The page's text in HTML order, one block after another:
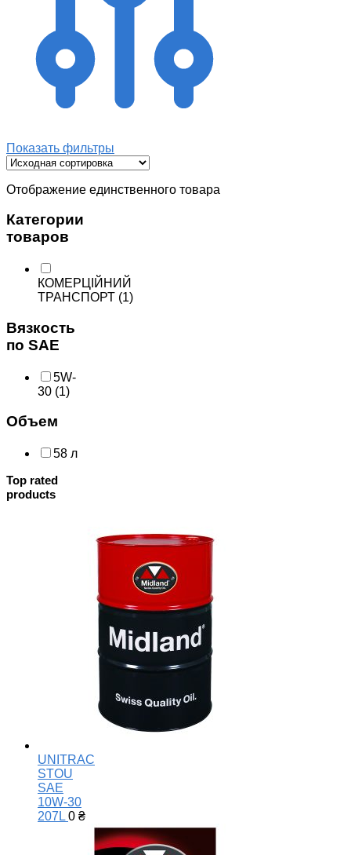
Показать фильтры
Отображение единственного товара
Категории
товаров
КОМЕРЦІЙНИЙ
ТРАНСПОРТ (1)
Вязкость
по SAE
5W-
30 (1)
Объем
58 л
Top rated
products
UNITRAC
STOU
SAE
10W-30
207L 0 ₴